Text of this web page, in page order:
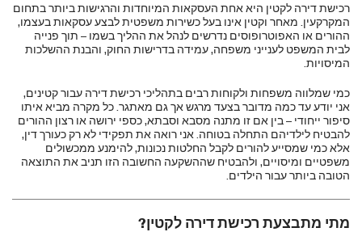
רכישת דירה לקטין היא אחת העסקאות המיוחדות והרגישות ביותר בתחום
המקרקעין. מאחר וקטין אינו בעל כשירות משפטית לבצע עסקאות בעצמו,
ההורים או האפוטרופוסים נדרשים לנהל את ההליך בשמו – תוך פנייה
לבית המשפט לענייני משפחה, עמידה בדרישות החוק, והבנת ההשלכות
המיסויות.
כמי שמלווה משפחות ולקוחות רבים בתהליכי רכישת דירה עבור קטינים,
אני יודע עד כמה מדובר בצעד מרגש אך גם מאתגר. כל מקרה מביא איתו
סיפור ייחודי – בין אם זו מתנה מסבא וסבתא, כספי ירושה או רצון ההורים
להבטיח לילדיהם התחלה בטוחה. אני רואה את תפקידי לא רק כעורך דין,
אלא כמי שמסייע להורים לקבל החלטות נכונות, להימנע ממכשולים
משפטיים ומיסויים, ולהבטיח שההשקעה החשובה הזו תניב את התוצאה
הטובה ביותר עבור הילדים.
מתי מתבצעת רכישת דירה לקטין?